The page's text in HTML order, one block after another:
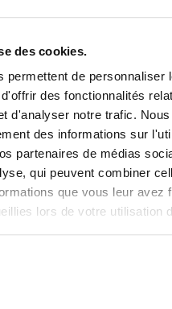
des cookies.
permettent de personnaliser
des fonctionnalités
d'analyser notre trafic. Nous
des informations sur
partenaires de médias
qui peuvent combiner
que vous leur avez
lors de votre utilisation
di 86x52x27 mm, questa
assicura una superficie
dopo l'uso.
è un materiale naturale,
sostenibile alle cocotte
cocotte, fai una scelta
compromettere la qualità